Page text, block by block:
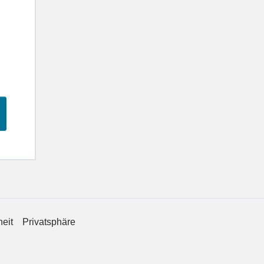
Privatsphäre